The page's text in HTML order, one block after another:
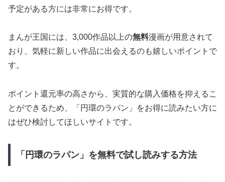
予定がある方には非常にお得です。
まんが王国には、3,000作品以上の無料漫画が用意されて
おり、気軽に新しい作品に出会えるのも嬉しいポイントで
す。
ポイント還元率の高さから、実質的な購入価格を抑えるこ
とができるため、「円環のラパン」をお得に読みたい方に
はぜひ検討してほしいサイトです。
「円環のラパン」を無料で試し読みする方法